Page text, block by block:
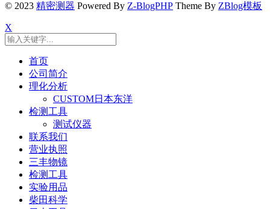
© 2023 精密测器 Powered By Z-BlogPHP Theme By ZBlog模板
X
首页
公司简介
理化分析
CUSTOM日本东洋
检测工具
测试仪器
联系我们
营业执照
三丰物镜
检测工具
实验用品
柴田科学